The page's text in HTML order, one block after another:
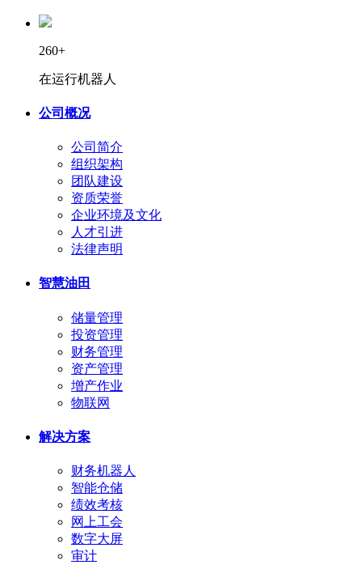
260+
在运行机器人
公司概况
公司简介
组织架构
团队建设
资质荣誉
企业环境及文化
人才引进
法律声明
智慧油田
储量管理
投资管理
财务管理
资产管理
增产作业
物联网
解决方案
财务机器人
智能仓储
绩效考核
网上工会
数字大屏
审计